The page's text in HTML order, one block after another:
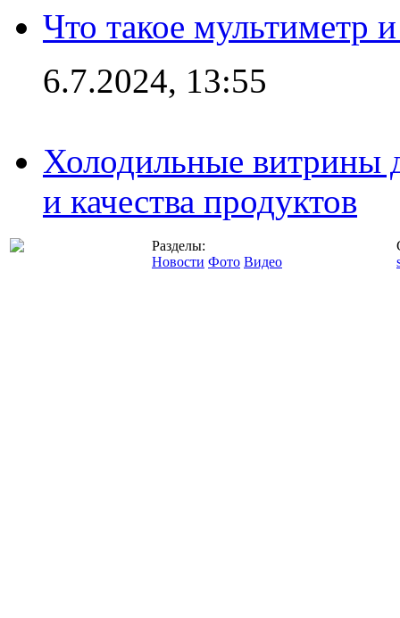
Что такое мультиметр
6.7.2024, 13:55
Холодильные витрины
и качества продуктов
Разделы:
Новости Фото Видео